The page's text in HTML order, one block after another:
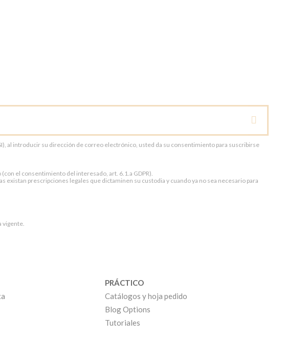
al introducir su dirección de correo electrónico, usted da su consentimiento para suscribirse
el consentimiento del interesado, art. 6.1.a GDPR).
prescripciones legales que dictaminen su custodia y cuando ya no sea necesario para
vigente.
PRÁCTICO
Catálogos y hoja pedido
Blog Options
Tutoriales